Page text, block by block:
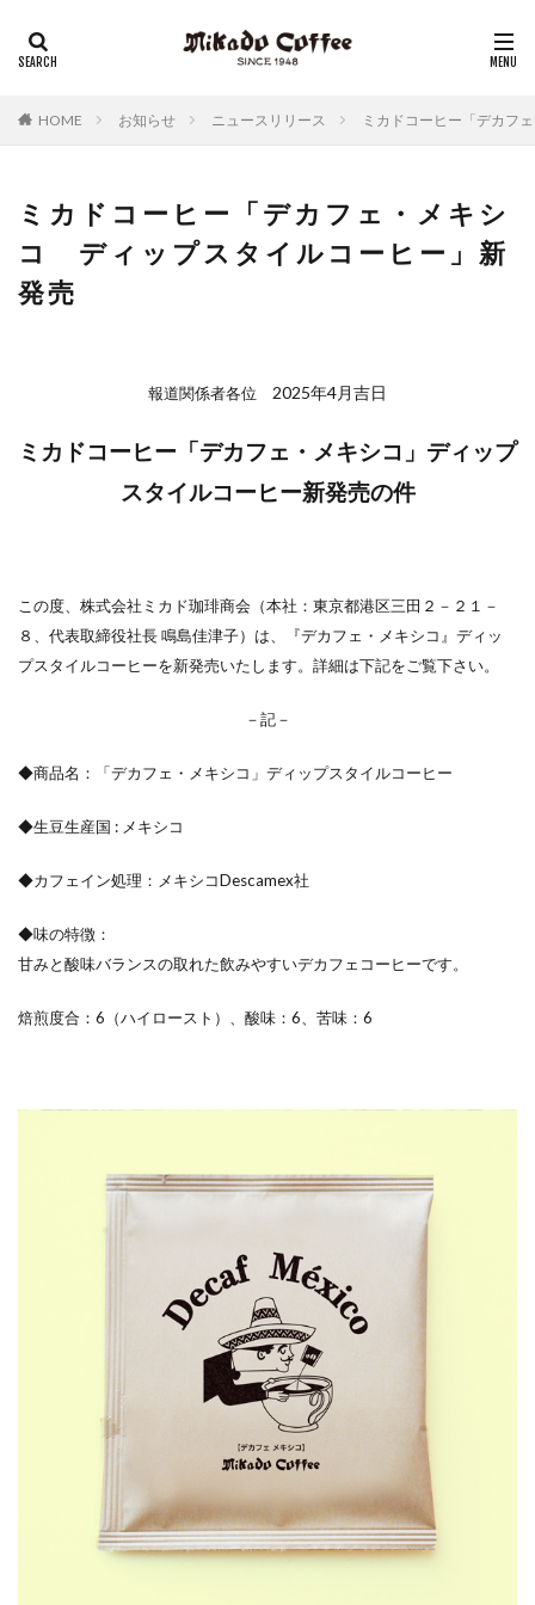
HOME お知らせ ニュースリリース ミカドコーヒー「デカフ
ミカドコーヒー「デカフェ・メキシ
コ ディップスタイルコーヒー」新
発売
報道関係者各位 2025年4月吉日
ミカドコーヒー「デカフェ・メキシコ」ディップ
スタイルコーヒー新発売の件
この度、株式会社ミカド珈琲商会（本社：東京都港区三田２－２１－
８、代表取締役社長 鳴島佳津子）は、『デカフェ・メキシコ』ディッ
プスタイルコーヒーを新発売いたします。詳細は下記をご覧下さい。
－記－
◆商品名：「デカフェ・メキシコ」ディップスタイルコーヒー
◆生豆生産国 : メキシコ
◆カフェイン処理：メキシコDescamex社
◆味の特徴：
甘みと酸味バランスの取れた飲みやすいデカフェコーヒーです。
焙煎度合：6（ハイロースト）、酸味：6、苦味：6
リキッドコーヒー アイスコーヒー
チーズケーキ